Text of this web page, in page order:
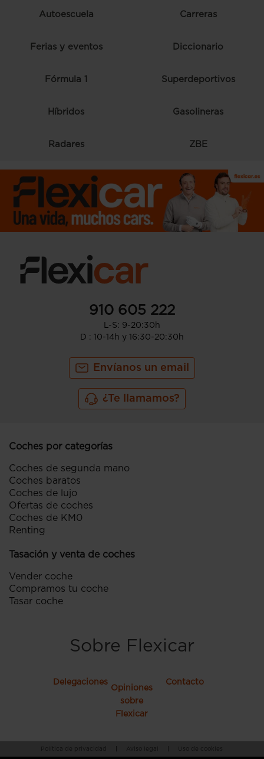
Autoescuela Carreras
Ferias y eventos Diccionario
Fórmula 1 Superdeportivos
Híbridos Gasolineras
Radares ZBE
910 605 222
L-S: 9-20:30h
D : 10-14h y 16:30-20:30h
Envíanos un email
¿Te llamamos?
Coches por categorías
Coches de segunda mano
Coches baratos
Coches de lujo
Ofertas de coches
Coches de KM0
Renting
Tasación y venta de coches
Vender coche
Compramos tu coche
Tasar coche
Sobre Flexicar
Delegaciones
Opiniones
sobre
Flexicar
Contacto
Política de privacidad Aviso legal